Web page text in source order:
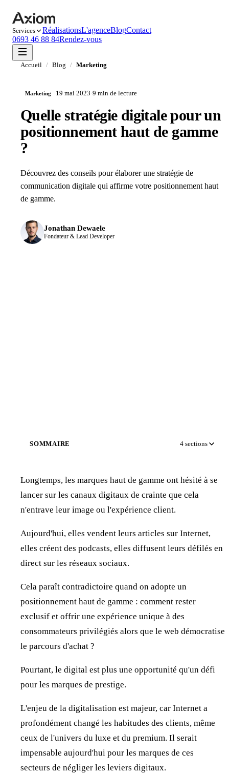
Services RéalisationsL'agenceBlogContact
0693 46 88 84Rendez-vous
Accueil / Blog / Marketing
Marketing 19 mai 2023·9 min de lecture
Quelle stratégie digitale pour un
positionnement haut de gamme
?
Découvrez des conseils pour élaborer une stratégie de
communication digitale qui affirme votre positionnement haut
de gamme.
Jonathan Dewaele
Fondateur & Lead Developer
SOMMAIRE 4 sections
Longtemps, les marques haut de gamme ont hésité à se
lancer sur les canaux digitaux de crainte que cela
n'entrave leur image ou l'expérience client.
Aujourd'hui, elles vendent leurs articles sur Internet,
elles créent des podcasts, elles diffusent leurs défilés en
direct sur les réseaux sociaux.
Cela paraît contradictoire quand on adopte un
positionnement haut de gamme : comment rester
exclusif et offrir une expérience unique à des
consommateurs privilégiés alors que le web démocratise
le parcours d'achat ?
Pourtant, le digital est plus une opportunité qu'un défi
pour les marques de prestige.
L'enjeu de la digitalisation est majeur, car Internet a
profondément changé les habitudes des clients, même
ceux de l'univers du luxe et du premium. Il serait
impensable aujourd'hui pour les marques de ces
secteurs de négliger les leviers digitaux.